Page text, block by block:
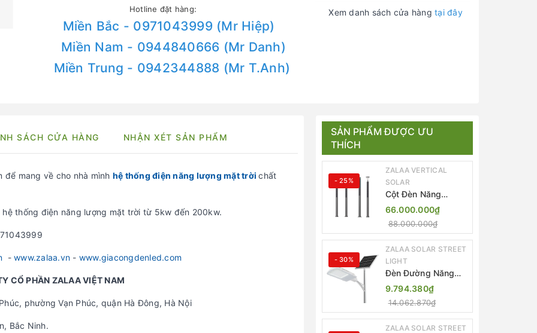
Hotline đặt hàng:
Miền Bắc - 0971043999 (Mr Hiệp)
Miền Nam - 0944840666 (Mr Danh)
Miền Trung - 0942344888 (Mr T.Anh)
Xem danh sách cửa hàngtại đây
SÁCH CỬA HÀNG NHẬN XÉT SẢN PHẨM
để mang về cho nhà mình hệ thống điện năng lượng mặt trời chất
thống điện năng lượng mặt trời từ 5kw đến 200kw.
- www.zalaa.vn - www.giacongdenled.com
CỔ PHẦN ZALAA VIỆT NAM
phường Vạn Phúc, quận Hà Đông, Hà Nội
Bắc Ninh.
SẢN PHẨM ĐƯỢC ƯU
THÍCH
- 25%
ZALAA VERTICAL
SOLAR
Cột Đèn Năng
Lượng Mặt Trời Dọc
Thông Minh ZSR-
YYDS-360 | ZALAA
Jsc
66.000.000₫
88.000.000₫
- 30%
ZALAA SOLAR STREET
LIGHT
Đèn Đường Năng
Lượng Mặt Trời
Thông Minh Điều
Khiển MPPT ZL-
GMX01 ZALAA
9.794.380₫
14.062.870₫
ZALAA SOLAR STREET